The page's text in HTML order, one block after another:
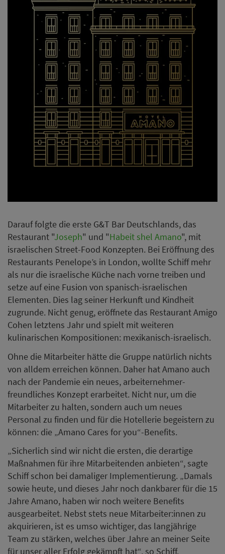
Darauf folgte die erste G&T Bar Deutschlands, das
Restaurant "Joseph" und "Habeit shel Amano", mit
israelischen Street-Food Konzepten. Bei Eröffnung des
Restaurants Penelope’s in London, wollte Schiff mehr
als nur die israelische Küche nach vorne treiben und
setze auf eine Fusion von spanisch-israelischen
Elementen. Dies lag seiner Herkunft und Kindheit
zugrunde. Nicht genug, eröffnete das Restaurant Amigo
Cohen letztens Jahr und spielt mit weiteren
kulinarischen Kompositionen: mexikanisch-israelisch.
Ohne die Mitarbeiter hätte die Gruppe natürlich nichts
von alldem erreichen können. Daher hat Amano auch
nach der Pandemie ein neues, arbeiternehmer-
freundliches Konzept erarbeitet. Nicht nur, um die
Mitarbeiter zu halten, sondern auch um neues
Personal zu finden und für die Hotellerie begeistern zu
können: die „Amano Cares for you“-Benefits.
„Sicherlich sind wir nicht die ersten, die derartige
Maßnahmen für ihre Mitarbeitenden anbieten“, sagte
Schiff schon bei damaliger Implementierung. „Damals
sowie heute, und dieses Jahr noch dankbarer für die 15
Jahre Amano, haben wir noch weitere Benefits
ausgearbeitet. Nebst stets neue Mitarbeiter:innen zu
akquirieren, ist es umso wichtiger, das langjährige
Team zu stärken, welches über Jahre an meiner Seite
für unser aller Erfolg gekämpft hat“, so Schiff.